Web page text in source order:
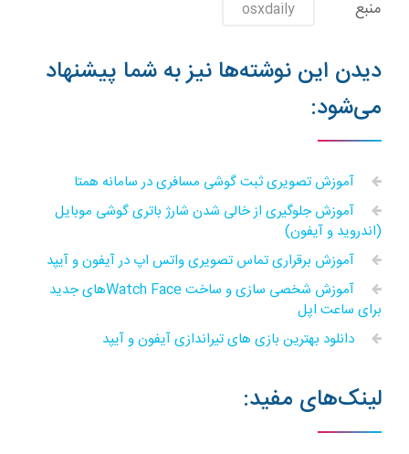
منبع osxdaily
دیدن این نوشته‌ها نیز به شما پیشنهاد
می‌شود:
آموزش تصویری ثبت گوشی مسافری در سامانه همتا
آموزش جلوگیری از خالی شدن شارژ باتری گوشی موبایل
(اندروید و آیفون)
آموزش برقراری تماس تصویری واتس اپ در آیفون و آیپد
آموزش شخصی سازی و ساخت Watch Faceهای جدید
برای ساعت اپل
دانلود بهترین بازی های تیراندازی آیفون و آیپد
لینک‌های مفید: